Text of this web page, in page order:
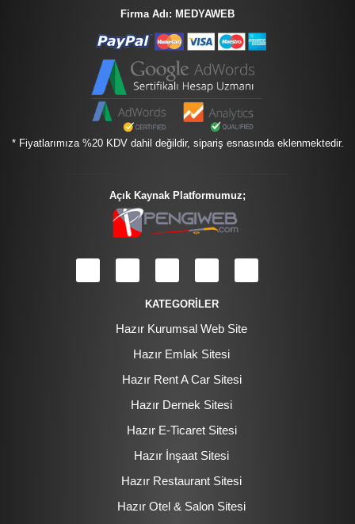
Firma Adı: MEDYAWEB
* Fiyatlarımıza %20 KDV dahil değildir, sipariş esnasında eklenmektedir.
Açık Kaynak Platformumuz;
KATEGORİLER
Hazır Kurumsal Web Site
Hazır Emlak Sitesi
Hazır Rent A Car Sitesi
Hazır Dernek Sitesi
Hazır E-Ticaret Sitesi
Hazır İnşaat Sitesi
Hazır Restaurant Sitesi
Hazır Otel & Salon Sitesi